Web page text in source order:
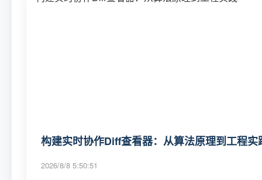
构建实时协作Diff查看器：从算法原理到工程实
2026/8/8 5:50:51